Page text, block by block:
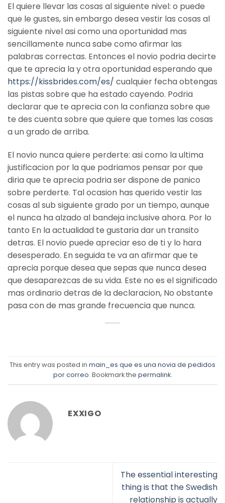
El quiere llevar las cosas al siguiente nivel: o puede
que le gustes, sin embargo desea vestir las cosas al
siguiente nivel asi­ como una oportunidad mas
sencillamente nunca sabe como afirmar las
palabras correctas. Entonces el novio podria decirte
que te aprecia la y otra oportunidad esperando que
https://kissbrides.com/es/ cualquier fecha obtengas
las pistas sobre que ha estado cayendo. Podria
declarar que te aprecia con la confianza sobre que
te des cuenta sobre que quiere que tomes las cosas
a un grado de arriba.
El novio nunca quiere perderte: asi­ como la ultima
justificacion por la que podri­amos pensar por que
diria que te aprecia podri­a ser dispone de panico
sobre perderte. Tal ocasion has querido vestir las
cosas al sub siguiente grado por un tiempo, aunque
el nunca ha alzado al bandeja inclusive ahora. Por lo
tanto En la actualidad te gustaria dar un transito
detras. El novio puede apreciar eso de ti y lo hara
desesperado. En seguida te va an afirmar que te
aprecia porque desea que sepas que nunca desea
que desaparezcas de su vida. Este no es el significado
mas ordinario detras de la declaracion, No obstante
pasa con de mas grande frecuencia que nunca.
This entry was posted in main_es que es una novia de pedidos
por correo. Bookmark the permalink.
EXXIGO
The essential interesting
thing is that the Swedish
relationship is actually